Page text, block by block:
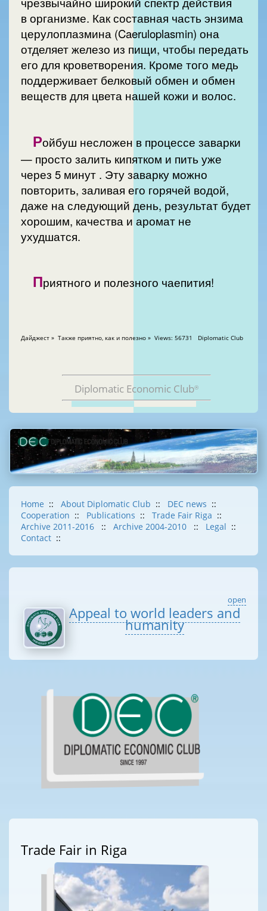
в организме. Как составная часть энзима
церулоплазмина (Caeruloplasmin) она
отделяет железо из пищи, чтобы передать
его для кроветворения. Кроме того медь
поддерживает белковый обмен и обмен
веществ для цвета нашей кожи и волос.
Ройбуш несложен в процессе заварки
— просто залить кипятком и пить уже
через 5 минут . Эту заварку можно
повторить, заливая его горячей водой,
даже на следующий день, результат будет
хорошим, качества и аромат не
ухудшатся.
Приятного и полезного чаепития!
Дайджест » Также приятно, как и полезно » Views: 56731 Diplomatic Club
Diplomatic Economic Club®
Home :: About Diplomatic Club :: DEC news ::
Cooperation :: Publications :: Trade Fair Riga ::
Archive 2011-2016
:: Archive 2004-2010 :: Legal ::
Contact ::
open
Appeal to world leaders and
humanity
Trade Fair in Riga